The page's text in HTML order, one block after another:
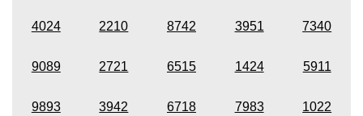
4024 2210 8742 3951 7340
9089 2721 6515 1424 5911
9893 3942 6718 7983 1022